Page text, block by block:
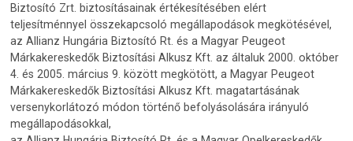
Biztosító Zrt. biztosításainak értékesítésében elért
teljesítménnyel összekapcsoló megállapodások megkötésével,
az Allianz Hungária Biztosító Rt. és a Magyar Peugeot
Márkakereskedők Biztosítási Alkusz Kft. az általuk 2000. október
4. és 2005. március 9. között megkötött, a Magyar Peugeot
Márkakereskedők Biztosítási Alkusz Kft. magatartásának
versenykorlátozó módon történő befolyásolására irányuló
megállapodásokkal,